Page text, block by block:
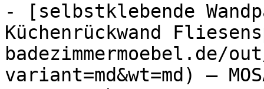
- [selbst­kle­bende
Küchenrückwand
badezimmermoebel.de/
variant=md&wt=md) —